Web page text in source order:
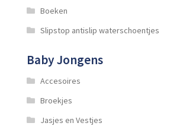
Boeken
Slipstop antislip waterschoentjes
Baby Jongens
Accesoires
Broekjes
Jasjes en Vestjes